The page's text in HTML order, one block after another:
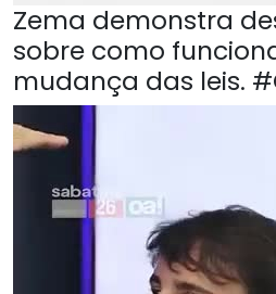
Zema demonstra
sobre como
mudança das leis.